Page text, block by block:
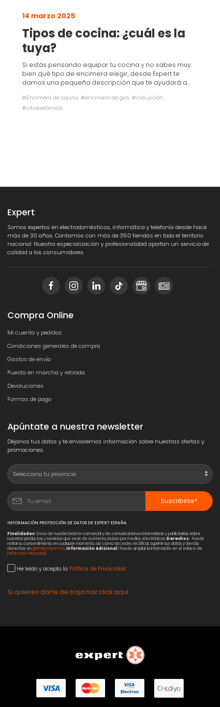
14 marzo 2025
Tipos de cocina: ¿cuál es la
tuya?
Si estás pensando equipar tu cocina y no sabes muy
bien qué tipo de encimera elegir, desde Expert te
damos una pequeña descripción que te ayudará a
#Encimera de cocina #encimera de gas #inducción
#vitrocerámica
Expert
Somos expertos en electrodomésticos, informática y telefonía desde hace
más de 30 años. Contamos con más de 350 tiendas en todo el territorio
nacional. Nuestra especialización y profesionalidad aportan un servicio de
calidad a los consumidores.
Compra Online
Mi cuenta y pedidos
Condiciones generales de compra
Gastos de envío
Puesta en marcha y retirada
Devoluciones
Formas de pago
Apúntate a nuestra newsletter
Déjanos tus datos y te enviaremos información sobre nuestras ofertas y
promociones.
Suscribirse*
INFORMACIÓN PROTECCIÓN DE DATOS DE EXPERT ESPAÑA
Finalidades: Envío de nuestro boletín comercial y de comunicaciones informativas y publicitarias sobre
nuestros productos y servicios que sean de su interés, incluso por medios electrónicos.Derechos: Puede
retirar su consentimiento en cualquier momento, así como acceder, rectificar, suprimir sus datos y demás
derechos englobal@expert.es.Información Adicional: Puede ampliar la información en el enlace de
Política de Privacidad.
He leído y acepto la Política de Privacidad
Si quieres darte de baja haz click aquí